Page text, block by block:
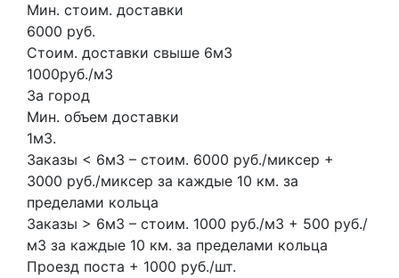
Мин. стоим. доставки
6000 руб.
Стоим. доставки свыше 6м3
1000руб./м3
За город
Мин. объем доставки
1м3.
Заказы < 6м3 – стоим. 6000 руб./миксер +
3000 руб./миксер за каждые 10 км. за
пределами кольца
Заказы > 6м3 – стоим. 1000 руб./м3 + 500 руб./
м3 за каждые 10 км. за пределами кольца
Проезд поста + 1000 руб./шт.